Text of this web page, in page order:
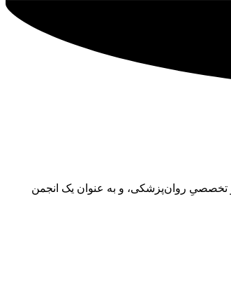
تحقیقاتی و تخصصیِ روان‌پزشکی، و به عنوان یک انجمن